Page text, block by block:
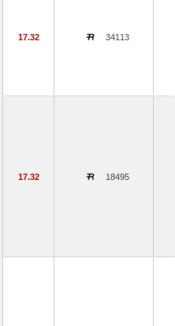
17.32 34113
17.32 18495